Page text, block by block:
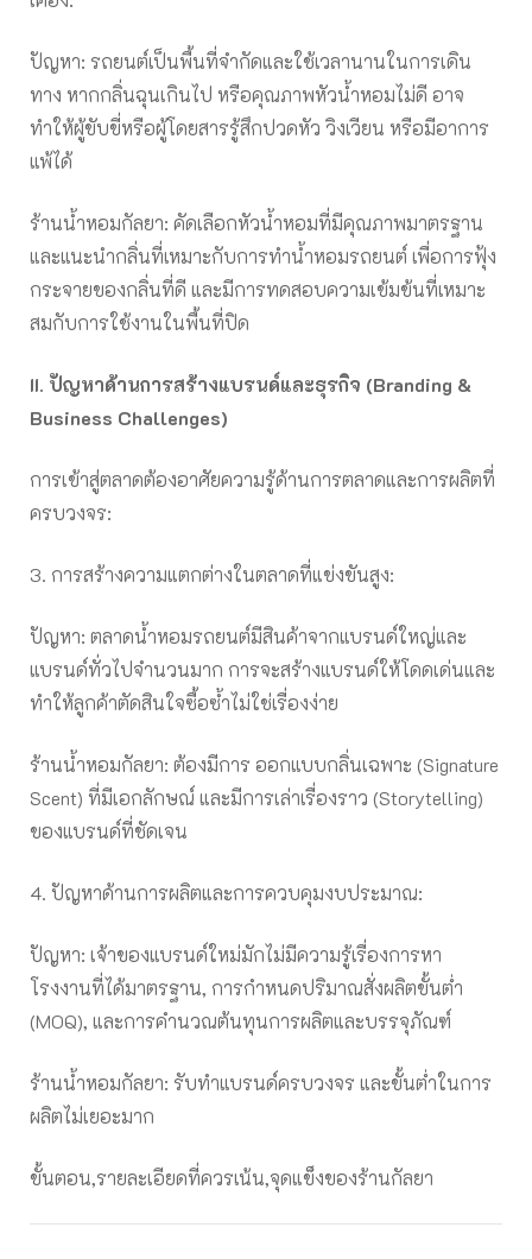
ปัญหา: รถยนต์เป็นพื้นที่จำกัดและใช้เวลานานในการเดิน
ทาง หากกลิ่นฉุนเกินไป หรือคุณภาพหัวน้ำหอมไม่ดี อาจ
ทำให้ผู้ขับขี่หรือผู้โดยสารรู้สึกปวดหัว วิงเวียน หรือมีอาการ
แพ้ได้
ร้านน้ำหอมกัลยา: คัดเลือกหัวน้ำหอมที่มีคุณภาพมาตรฐาน
และแนะนำกลิ่นที่เหมาะกับการทำน้ำหอมรถยนต์ เพื่อการฟุ้ง
กระจายของกลิ่นที่ดี และมีการทดสอบความเข้มข้นที่เหมาะ
สมกับการใช้งานในพื้นที่ปิด
II. ปัญหาด้านการสร้างแบรนด์และธุรกิจ (Branding &
Business Challenges)
การเข้าสู่ตลาดต้องอาศัยความรู้ด้านการตลาดและการผลิตที่
ครบวงจร:
3. การสร้างความแตกต่างในตลาดที่แข่งขันสูง:
ปัญหา: ตลาดน้ำหอมรถยนต์มีสินค้าจากแบรนด์ใหญ่และ
แบรนด์ทั่วไปจำนวนมาก การจะสร้างแบรนด์ให้โดดเด่นและ
ทำให้ลูกค้าตัดสินใจซื้อซ้ำไม่ใช่เรื่องง่าย
ร้านน้ำหอมกัลยา: ต้องมีการ ออกแบบกลิ่นเฉพาะ (Signature
Scent) ที่มีเอกลักษณ์ และมีการเล่าเรื่องราว (Storytelling)
ของแบรนด์ที่ชัดเจน
4. ปัญหาด้านการผลิตและการควบคุมงบประมาณ:
ปัญหา: เจ้าของแบรนด์ใหม่มักไม่มีความรู้เรื่องการหา
โรงงานที่ได้มาตรฐาน, การกำหนดปริมาณสั่งผลิตขั้นต่ำ
(MOQ), และการคำนวณต้นทุนการผลิตและบรรจุภัณฑ์
ร้านน้ำหอมกัลยา: รับทำแบรนด์ครบวงจร และขั้นต่ำในการ
ผลิตไม่เยอะมาก
ขั้นตอน,รายละเอียดที่ควรเน้น,จุดแข็งของร้านกัลยา